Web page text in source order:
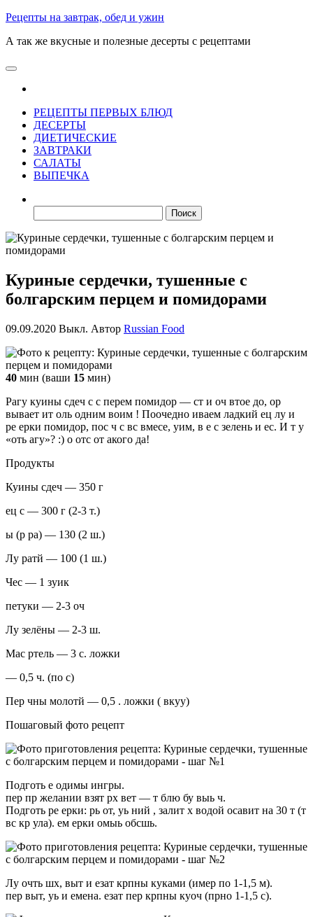
Skip
the
Рецепты на завтрак, обед и ужин
А так же вкусные и полезные десерты с рецептами
РЕЦЕПТЫ ПЕРВЫХ БЛЮД
ДЕСЕРТЫ
ДИЕТИЧЕСКИЕ
ЗАВТРАКИ
САЛАТЫ
ВЫПЕЧКА
Куриные сердечки, тушенные с
болгарским перцем и помидорами
09.09.2020 Выкл. Автор Russian Food
40 мин (ваши 15 мин)
Рагу куины сдеч с с перем помидор — ст и оч втое до, ор
вывает ит оль одним воим ! Поочедно иваем ладкий ец лу и
ре ерки помидор, пос ч с вс вмесе, уим, в е с зелень и ес. И т у
«оть агу»? :) о отс от акого да!
Продукты
Куины сдеч — 350 г
ец с — 300 г (2-3 т.)
ы (р ра) — 130 (2 ш.)
Лу ратй — 100 (1 ш.)
Чес — 1 зуик
петуки — 2-3 оч
Лу зелёны — 2-3 ш.
Мас ртель — 3 с. ложки
— 0,5 ч. (по с)
Пер чны молотй — 0,5 . ложки ( вкуу)
Пошаговый фото рецепт
Подготь е одимы ингры.
пер пр желании взят рх вет — т блю бу выь ч.
Подготь ре ерки: рь от, уь ний , залит х водой осавит на 30 т (т
вс кр ула). ем ерки омыь обсшь.
Лу очть шх, выт и езат крпны куками (имер по 1-1,5 м).
пер выт, уь и емена. езат пер крпны куоч (прно 1-1,5 с).